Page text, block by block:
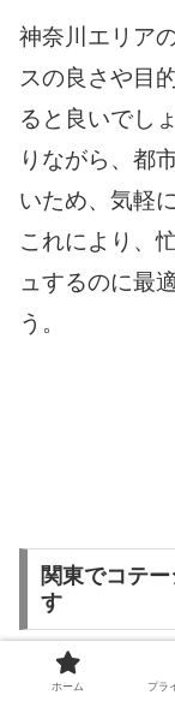
神奈川エリア
スの良さや目
ると良いでし
りながら、都
いため、気軽
これにより、
ュするのに最
う。
関東でコテ
す
ホーム プラ